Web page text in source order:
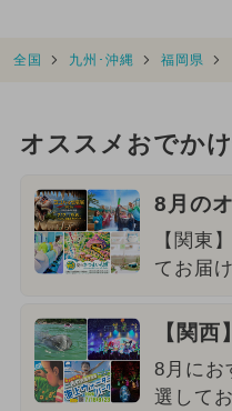
全国 九州･沖縄 福岡県
オススメおでか
8月の
【関東
てお届け
【関
8月にお
選して